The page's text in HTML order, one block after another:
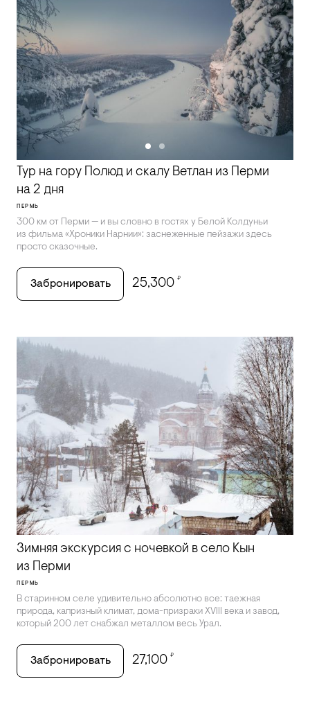
Тур на гору Полюд и скалу Ветлан из Перми
на 2 дня
ПЕРМЬ
300 км от Перми — и вы словно в гостях у Белой Колдуньи
из фильма «Хроники Нарнии»: заснеженные пейзажи здесь
просто сказочные.
Забронировать 25,300 ₽
Зимняя экскурсия с ночевкой в село Кын
из Перми
ПЕРМЬ
В старинном селе удивительно абсолютно все: таежная
природа, капризный климат, дома-призраки XVIII века и завод,
который 200 лет снабжал металлом весь Урал.
Забронировать 27,100 ₽